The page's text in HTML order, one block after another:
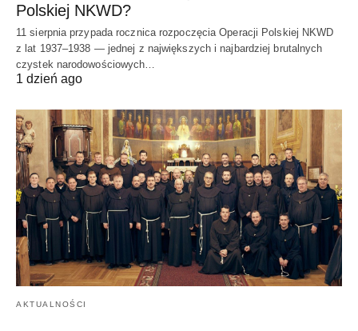
Polskiej NKWD?
11 sierpnia przypada rocznica rozpoczęcia Operacji Polskiej NKWD
z lat 1937–1938 — jednej z największych i najbardziej brutalnych
czystek narodowościowych…
1 dzień ago
AKTUALNOŚCI